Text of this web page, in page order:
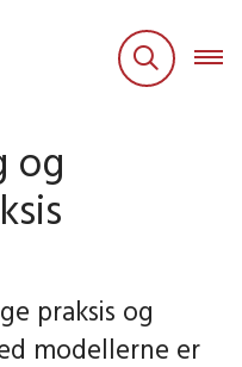
og
praksis og
modellerne er